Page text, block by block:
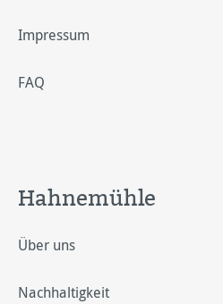
Impressum
FAQ
Hahnemühle
Über uns
Nachhaltigkeit